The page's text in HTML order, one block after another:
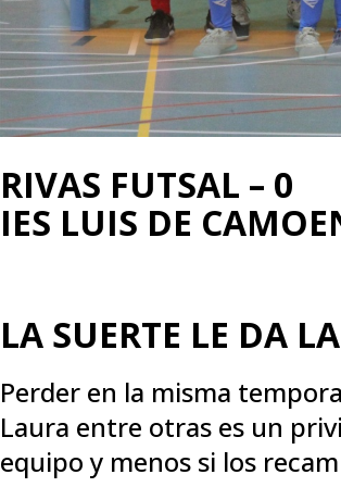
RIVAS FUTSAL – 0
IES LUIS DE
LA SUERTE LE DA
Perder en la misma
Laura entre otras es un
equipo y menos si los